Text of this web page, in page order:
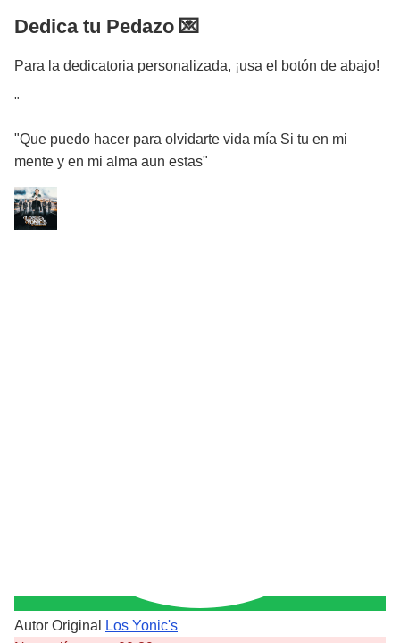
Dedica tu Pedazo 💌
Para la dedicatoria personalizada, ¡usa el botón de abajo!
"
"Que puedo hacer para olvidarte vida mía Si tu en mi
mente y en mi alma aun estas"
Autor Original
Los Yonic's